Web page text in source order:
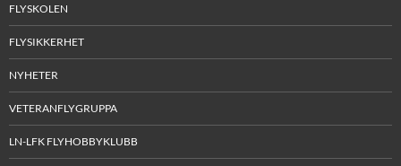
FLYSKOLEN
FLYSIKKERHET
NYHETER
VETERANFLYGRUPPA
LN-LFK FLYHOBBYKLUBB